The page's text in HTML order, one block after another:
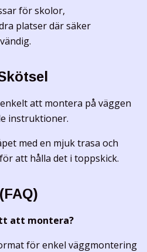
för skolor,
platser där säker
att montera på väggen
instruktioner.
med en mjuk trasa och
att hålla det i toppskick.
att montera?
för enkel väggmontering